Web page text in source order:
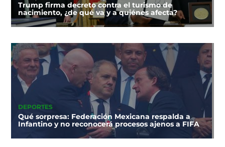
Trump firma decreto contra el turismo de
nacimiento, ¿de qué va y a quiénes afecta?
DEPORTES
Qué sorpresa: Federación Mexicana respalda a
Infantino y no reconocerá procesos ajenos a FIFA